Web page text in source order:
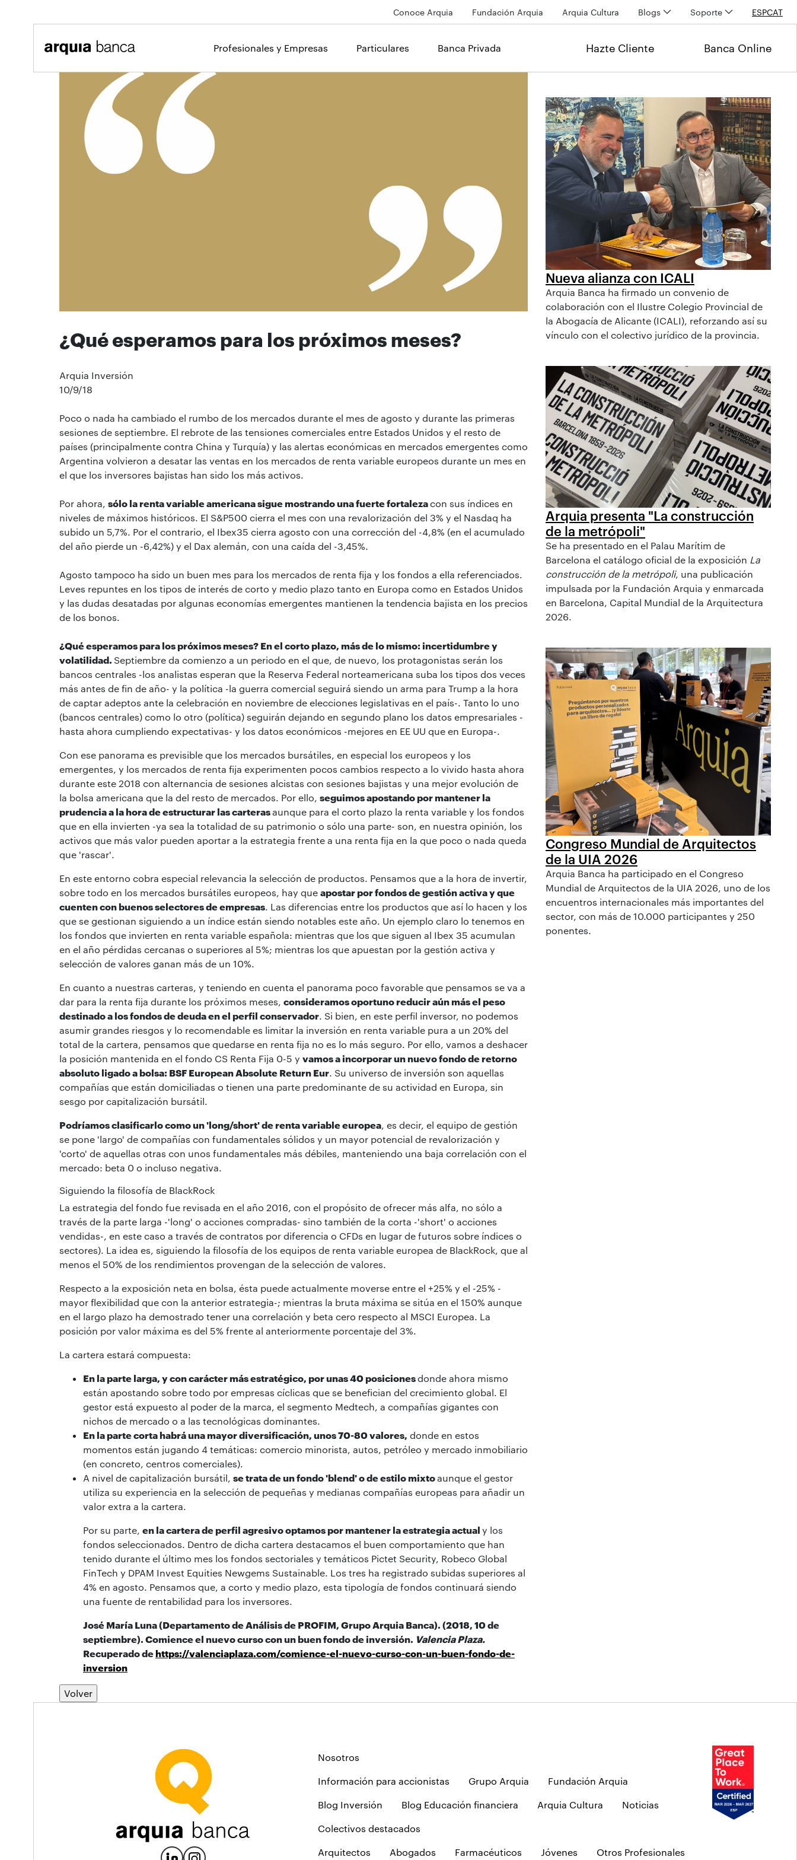
Conoce Arquia Fundación Arquia Arquia Cultura Blogs Soporte ESPCAT
Profesionales y Empresas Particulares Banca Privada Hazte Cliente Banca Online
¿Qué esperamos para los próximos meses?
Arquia Inversión
10/9/18
Poco o nada ha cambiado el rumbo de los mercados durante el mes de agosto y durante las primeras
sesiones de septiembre. El rebrote de las tensiones comerciales entre Estados Unidos y el resto de
países (principalmente contra China y Turquía) y las alertas económicas en mercados emergentes como
Argentina volvieron a desatar las ventas en los mercados de renta variable europeos durante un mes en
el que los inversores bajistas han sido los más activos.
Por ahora, sólo la renta variable americana sigue mostrando una fuerte fortalezacon sus índices en
niveles de máximos históricos. El S&P500 cierra el mes con una revalorización del 3% y el Nasdaq ha
subido un 5,7%. Por el contrario, el Ibex35 cierra agosto con una corrección del -4,8% (en el acumulado
del año pierde un -6,42%) y el Dax alemán, con una caída del -3,45%.
Agosto tampoco ha sido un buen mes para los mercados de renta fija y los fondos a ella referenciados.
Leves repuntes en los tipos de interés de corto y medio plazo tanto en Europa como en Estados Unidos
y las dudas desatadas por algunas economías emergentes mantienen la tendencia bajista en los precios
de los bonos.
¿Qué esperamos para los próximos meses? En el corto plazo, más de lo mismo: incertidumbre y
volatilidad. Septiembre da comienzo a un periodo en el que, de nuevo, los protagonistas serán los
bancos centrales -los analistas esperan que la Reserva Federal norteamericana suba los tipos dos veces
más antes de fin de año- y la política -la guerra comercial seguirá siendo un arma para Trump a la hora
de captar adeptos ante la celebración en noviembre de elecciones legislativas en el país-. Tanto lo uno
(bancos centrales) como lo otro (política) seguirán dejando en segundo plano los datos empresariales -
hasta ahora cumpliendo expectativas- y los datos económicos -mejores en EE UU que en Europa-.
Con ese panorama es previsible que los mercados bursátiles, en especial los europeos y los
emergentes, y los mercados de renta fija experimenten pocos cambios respecto a lo vivido hasta ahora
durante este 2018 con alternancia de sesiones alcistas con sesiones bajistas y una mejor evolución de
la bolsa americana que la del resto de mercados. Por ello, seguimos apostando por mantener la
prudencia a la hora de estructurar las carterasaunque para el corto plazo la renta variable y los fondos
que en ella invierten -ya sea la totalidad de su patrimonio o sólo una parte- son, en nuestra opinión, los
activos que más valor pueden aportar a la estrategia frente a una renta fija en la que poco o nada queda
que 'rascar'.
En este entorno cobra especial relevancia la selección de productos. Pensamos que a la hora de invertir,
sobre todo en los mercados bursátiles europeos, hay que apostar por fondos de gestión activa y que
cuenten con buenos selectores de empresas. Las diferencias entre los productos que así lo hacen y los
que se gestionan siguiendo a un índice están siendo notables este año. Un ejemplo claro lo tenemos en
los fondos que invierten en renta variable española: mientras que los que siguen al Ibex 35 acumulan
en el año pérdidas cercanas o superiores al 5%; mientras los que apuestan por la gestión activa y
selección de valores ganan más de un 10%.
En cuanto a nuestras carteras, y teniendo en cuenta el panorama poco favorable que pensamos se va a
dar para la renta fija durante los próximos meses, consideramos oportuno reducir aún más el peso
destinado a los fondos de deuda en el perfil conservador. Si bien, en este perfil inversor, no podemos
asumir grandes riesgos y lo recomendable es limitar la inversión en renta variable pura a un 20% del
total de la cartera, pensamos que quedarse en renta fija no es lo más seguro. Por ello, vamos a deshacer
la posición mantenida en el fondo CS Renta Fija 0-5 y vamos a incorporar un nuevo fondo de retorno
absoluto ligado a bolsa: BSF European Absolute Return Eur. Su universo de inversión son aquellas
compañías que están domiciliadas o tienen una parte predominante de su actividad en Europa, sin
sesgo por capitalización bursátil.
Podríamos clasificarlo como un 'long/short' de renta variable europea, es decir, el equipo de gestión
se pone 'largo' de compañías con fundamentales sólidos y un mayor potencial de revalorización y
'corto' de aquellas otras con unos fundamentales más débiles, manteniendo una baja correlación con el
mercado: beta 0 o incluso negativa.
Siguiendo la filosofía de BlackRock
La estrategia del fondo fue revisada en el año 2016, con el propósito de ofrecer más alfa, no sólo a
través de la parte larga -'long' o acciones compradas- sino también de la corta -'short' o acciones
vendidas-, en este caso a través de contratos por diferencia o CFDs en lugar de futuros sobre índices o
sectores). La idea es, siguiendo la filosofía de los equipos de renta variable europea de BlackRock, que al
menos el 50% de los rendimientos provengan de la selección de valores.
Respecto a la exposición neta en bolsa, ésta puede actualmente moverse entre el +25% y el -25% -
mayor flexibilidad que con la anterior estrategia-; mientras la bruta máxima se sitúa en el 150% aunque
en el largo plazo ha demostrado tener una correlación y beta cero respecto al MSCI Europea. La
posición por valor máxima es del 5% frente al anteriormente porcentaje del 3%.
La cartera estará compuesta:
En la parte larga, y con carácter más estratégico, por unas 40 posicionesdonde ahora mismo
están apostando sobre todo por empresas cíclicas que se benefician del crecimiento global. El
gestor está expuesto al poder de la marca, el segmento Medtech, a compañías gigantes con
nichos de mercado o a las tecnológicas dominantes.
En la parte corta habrá una mayor diversificación, unos 70-80 valores, donde en estos
momentos están jugando 4 temáticas: comercio minorista, autos, petróleo y mercado inmobiliario
(en concreto, centros comerciales).
A nivel de capitalización bursátil, se trata de un fondo 'blend' o de estilo mixtoaunque el gestor
utiliza su experiencia en la selección de pequeñas y medianas compañías europeas para añadir un
valor extra a la cartera.
Por su parte, en la cartera de perfil agresivo optamos por mantener la estrategia actual y los
fondos seleccionados. Dentro de dicha cartera destacamos el buen comportamiento que han
tenido durante el último mes los fondos sectoriales y temáticos Pictet Security, Robeco Global
FinTech y DPAM Invest Equities Newgems Sustainable. Los tres ha registrado subidas superiores al
4% en agosto. Pensamos que, a corto y medio plazo, esta tipología de fondos continuará siendo
una fuente de rentabilidad para los inversores.
José María Luna (Departamento de Análisis de PROFIM, Grupo Arquia Banca). (2018, 10 de
septiembre). Comience el nuevo curso con un buen fondo de inversión. Valencia Plaza.
Recuperado dehttps://valenciaplaza.com/comience-el-nuevo-curso-con-un-buen-fondo-de-
inversion
Volver
Nueva alianza con ICALI
Arquia Banca ha firmado un convenio de
colaboración con el Ilustre Colegio Provincial de
la Abogacía de Alicante (ICALI), reforzando así su
vínculo con el colectivo jurídico de la provincia.
Arquia presenta "La construcción
de la metrópoli"
Se ha presentado en el Palau Marítim de
Barcelona el catálogo oficial de la exposición La
construcción de la metrópoli, una publicación
impulsada por la Fundación Arquia y enmarcada
en Barcelona, Capital Mundial de la Arquitectura
2026.
Congreso Mundial de Arquitectos
de la UIA 2026
Arquia Banca ha participado en el Congreso
Mundial de Arquitectos de la UIA 2026, uno de los
encuentros internacionales más importantes del
sector, con más de 10.000 participantes y 250
ponentes.
Nosotros
Información para accionistas Grupo Arquia Fundación Arquia
Blog Inversión Blog Educación financiera Arquia Cultura Noticias
Colectivos destacados
Arquitectos Abogados Farmacéuticos Jóvenes Otros Profesionales